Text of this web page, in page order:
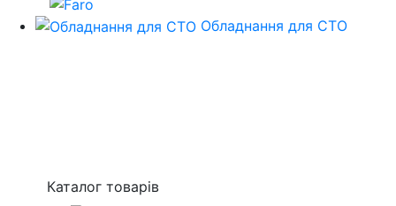
Обладнання для СТО
Каталог товарів